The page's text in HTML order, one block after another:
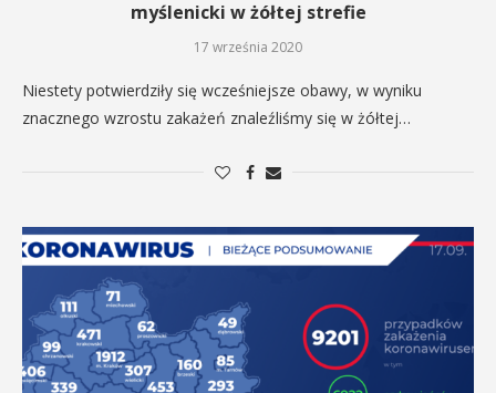
myślenicki w żółtej strefie
17 września 2020
Niestety potwierdziły się wcześniejsze obawy, w wyniku
znacznego wzrostu zakażeń znaleźliśmy się w żółtej…